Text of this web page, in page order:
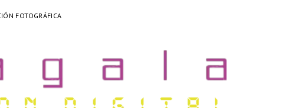
FOTOGRÁFICA